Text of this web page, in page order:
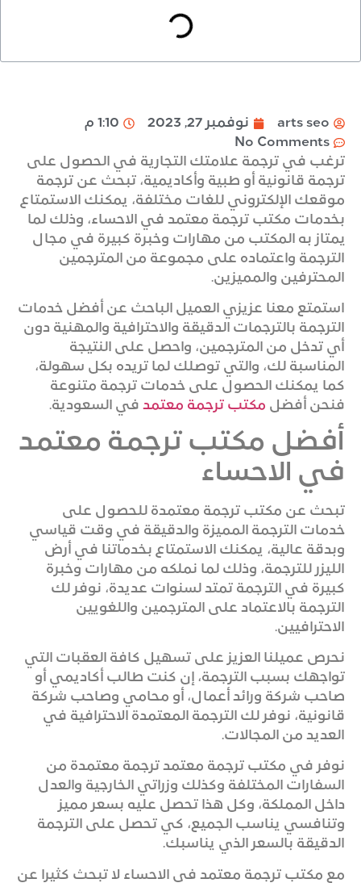
arts seo نوفمبر 27, 2023
1:10 م
No Comments
ترغب في ترجمة علامتك التجارية في الحصول على
ترجمة قانونية أو طبية وأكاديمية، تبحث عن ترجمة
موقعك الإلكتروني للغات مختلفة، يمكنك الاستمتاع
بخدمات مكتب ترجمة معتمد في الاحساء، وذلك لما
يمتاز به المكتب من مهارات وخبرة كبيرة في مجال
الترجمة واعتماده على مجموعة من المترجمين
المحترفين والمميزين.
استمتع معنا عزيزي العميل الباحث عن أفضل خدمات
الترجمة بالترجمات الدقيقة والاحترافية والمهنية دون
أي تدخل من المترجمين، واحصل على النتيجة
المناسبة لك، والتي توصلك لما تريده بكل سهولة،
كما يمكنك الحصول على خدمات ترجمة متنوعة
فنحن أفضل مكتب ترجمة معتمد في السعودية.
أفضل مكتب ترجمة معتمد
في الاحساء
تبحث عن مكتب ترجمة معتمدة للحصول على
خدمات الترجمة المميزة والدقيقة في وقت قياسي
وبدقة عالية، يمكنك الاستمتاع بخدماتنا في أرض
الليزر للترجمة، وذلك لما نملكه من مهارات وخبرة
كبيرة في الترجمة تمتد لسنوات عديدة، نوفر لك
الترجمة بالاعتماد على المترجمين واللغويين
الاحترافيين.
نحرص عميلنا العزيز على تسهيل كافة العقبات التي
تواجهك بسبب الترجمة، إن كنت طالب أكاديمي أو
صاحب شركة ورائد أعمال، أو محامي وصاحب شركة
قانونية، نوفر لك الترجمة المعتمدة الاحترافية في
العديد من المجالات.
نوفر في مكتب ترجمة معتمد ترجمة معتمدة من
السفارات المختلفة وكذلك وزراتي الخارجية والعدل
داخل المملكة، وكل هذا تحصل عليه بسعر مميز
وتنافسي يناسب الجميع، كي تحصل على الترجمة
الدقيقة بالسعر الذي يناسبك.
مع مكتب ترجمة معتمد في الاحساء لا تبحث كثيرا عن